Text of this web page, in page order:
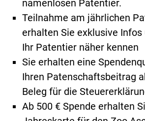
namenlosen Patentier.
Teilnahme am jährlichen
erhalten Sie exklusive Infos
Ihr Patentier näher kennen
Sie erhalten eine
Ihren Patenschaftsbeitrag
Beleg für die
Ab 500 € Spende erhalten